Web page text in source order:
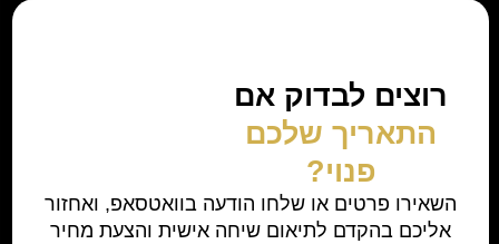
רוצים לבדוק אם
התאריך שלכם
פנוי?
השאירו פרטים או שלחו הודעה בוואטסאפ, ואחזור
אליכם בהקדם לתיאום שיחה אישית והצעת מחיר